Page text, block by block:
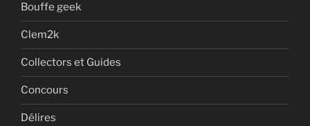
Bouffe geek
Clem2k
Collectors et Guides
Concours
Délires